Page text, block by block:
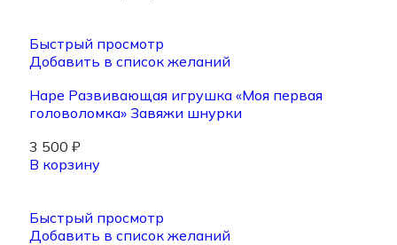
Быстрый просмотр
Добавить в список желаний
Hape Развивающая игрушка «Моя первая
головоломка» Завяжи шнурки
3 500 ₽
В корзину
Быстрый просмотр
Добавить в список желаний